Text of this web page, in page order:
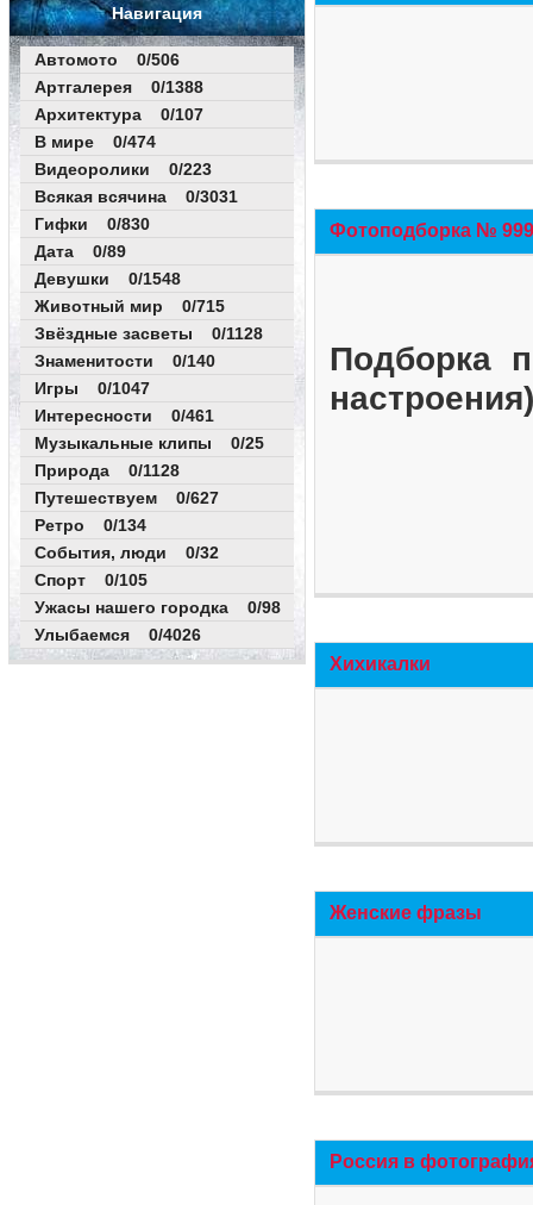
Навигация
Автомото 0/506
Артгалерея 0/1388
Архитектура 0/107
В мире 0/474
Видеоролики 0/223
Всякая всячина 0/3031
Гифки 0/830
Дата 0/89
Девушки 0/1548
Животный мир 0/715
Звёздные засветы 0/1128
Знаменитости 0/140
Игры 0/1047
Интересности 0/461
Музыкальные клипы 0/25
Природа 0/1128
Путешествуем 0/627
Ретро 0/134
События, люди 0/32
Спорт 0/105
Ужасы нашего городка 0/98
Улыбаемся 0/4026
Фотоподборка №
Подборка
Хихикалки
Женские фразы
Россия в